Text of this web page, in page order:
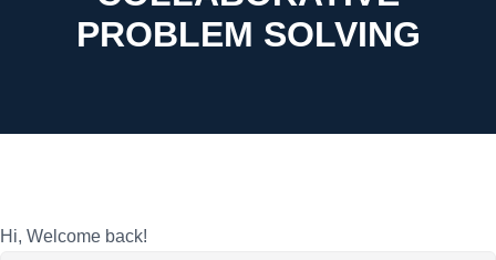
PROBLEM SOLVING
Hi, Welcome back!